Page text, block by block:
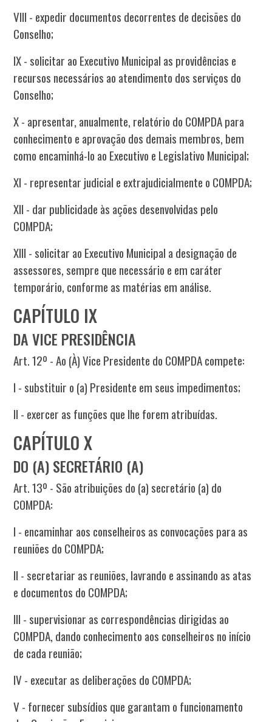
VIII - expedir documentos decorrentes de decisões do
Conselho;
IX - solicitar ao Executivo Municipal as providências e
recursos necessários ao atendimento dos serviços do
Conselho;
X - apresentar, anualmente, relatório do COMPDA para
conhecimento e aprovação dos demais membros, bem
como encaminhá-lo ao Executivo e Legislativo Municipal;
XI - representar judicial e extrajudicialmente o COMPDA;
XII - dar publicidade às ações desenvolvidas pelo
COMPDA;
XIII - solicitar ao Executivo Municipal a designação de
assessores, sempre que necessário e em caráter
temporário, conforme as matérias em análise.
CAPÍTULO IX
DA VICE PRESIDÊNCIA
Art. 12º - Ao (À) Vice Presidente do COMPDA compete:
I - substituir o (a) Presidente em seus impedimentos;
II - exercer as funções que lhe forem atribuídas.
CAPÍTULO X
DO (A) SECRETÁRIO (A)
Art. 13º - São atribuições do (a) secretário (a) do
COMPDA:
I - encaminhar aos conselheiros as convocações para as
reuniões do COMPDA;
II - secretariar as reuniões, lavrando e assinando as atas
e documentos do COMPDA;
III - supervisionar as correspondências dirigidas ao
COMPDA, dando conhecimento aos conselheiros no início
de cada reunião;
IV - executar as deliberações do COMPDA;
V - fornecer subsídios que garantam o funcionamento